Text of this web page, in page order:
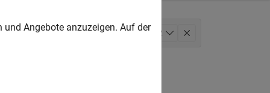
Operations Marketing Services 2
Angebote anzuzeigen. Auf der